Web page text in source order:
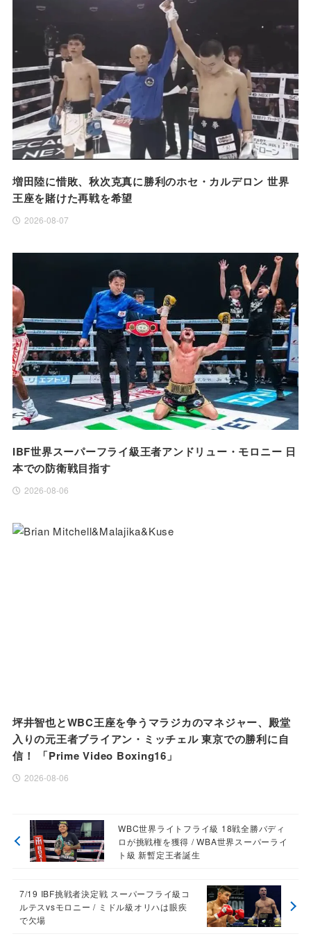
増田陸に惜敗、秋次克真に勝利のホセ・カルデロン 世界
王座を賭けた再戦を希望
2026-08-07
IBF世界スーパーフライ級王者アンドリュー・モロニー 日
本での防衛戦目指す
2026-08-06
坪井智也とWBC王座を争うマラジカのマネジャー、殿堂
入りの元王者ブライアン・ミッチェル 東京での勝利に自
信！ 「Prime Video Boxing16」
2026-08-06
WBC世界ライトフライ級 18戦全勝バディ
ロが挑戦権を獲得 / WBA世界スーパーライ
ト級 新暫定王者誕生
7/19 IBF挑戦者決定戦 スーパーフライ級コ
ルテスvsモロニー / ミドル級オリハは眼疾
で欠場